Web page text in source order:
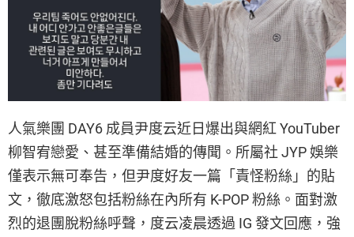
人氣樂團 DAY6 成員尹度云近日爆出與網紅 YouTuber
柳智宥戀愛、甚至準備結婚的傳聞。所屬社 JYP 娛樂
僅表示無可奉告，但尹度好友一篇「責怪粉絲」的貼
文，徹底激怒包括粉絲在內所有 K-POP 粉絲。面對激
烈的退團脫粉絲呼聲，度云凌晨透過 IG 發文回應，強